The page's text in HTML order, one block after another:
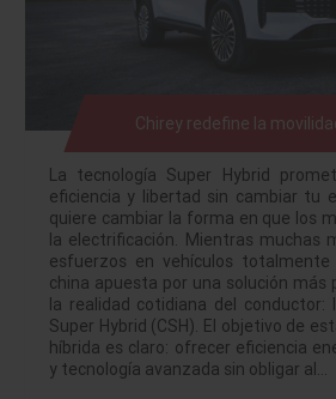
Chirey redefine la
La tecnología Super Hybrid
eficiencia y libertad sin cambiar tu
quiere cambiar la forma en que los
la electrificación. Mientras muchas
esfuerzos en vehículos
china apuesta por una solución más
la realidad cotidiana del conductor:
Super Hybrid (CSH). El objetivo de
híbrida es claro: ofrecer eficiencia
y tecnología avanzada sin obligar al…